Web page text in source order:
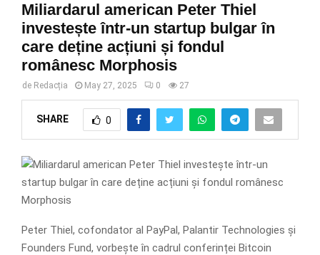
Miliardarul american Peter Thiel
investește într-un startup bulgar în
care deține acțiuni și fondul
românesc Morphosis
de Redacția May 27, 2025 0 27
SHARE 0
Peter Thiel, cofondator al PayPal, Palantir Technologies și
Founders Fund, vorbește în cadrul conferinței Bitcoin